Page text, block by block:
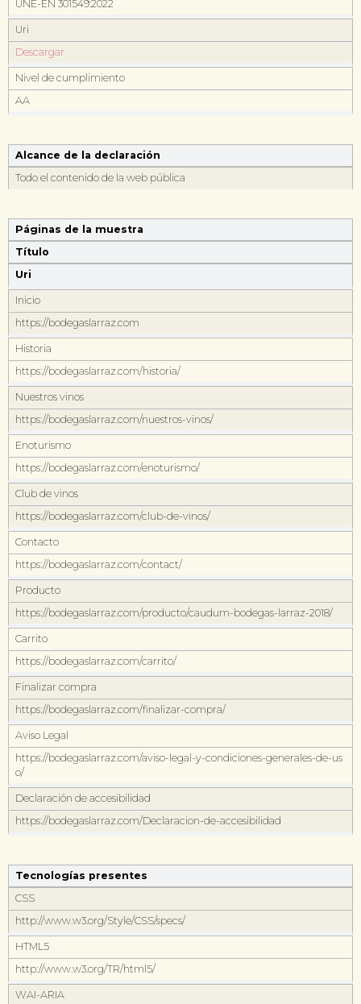
UNE-EN 301549:2022
Uri
Descargar
Nivel de cumplimiento
AA
Alcance de la declaración
Todo el contenido de la web pública
Páginas de la muestra
Título
Uri
Inicio
https://bodegaslarraz.com
Historia
https://bodegaslarraz.com/historia/
Nuestros vinos
https://bodegaslarraz.com/nuestros-vinos/
Enoturismo
https://bodegaslarraz.com/enoturismo/
Club de vinos
https://bodegaslarraz.com/club-de-vinos/
Contacto
https://bodegaslarraz.com/contact/
Producto
https://bodegaslarraz.com/producto/caudum-bodegas-larraz-2018/
Carrito
https://bodegaslarraz.com/carrito/
Finalizar compra
https://bodegaslarraz.com/finalizar-compra/
Aviso Legal
https://bodegaslarraz.com/aviso-legal-y-condiciones-generales-de-us
o/
Declaración de accesibilidad
https://bodegaslarraz.com/Declaracion-de-accesibilidad
Tecnologías presentes
CSS
http://www.w3.org/Style/CSS/specs/
HTML5
http://www.w3.org/TR/html5/
WAI-ARIA